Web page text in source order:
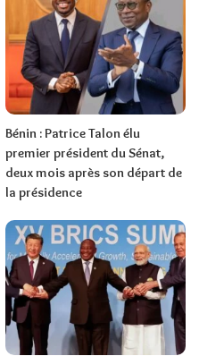
Bénin : Patrice Talon élu
premier président du Sénat,
deux mois après son départ de
la présidence